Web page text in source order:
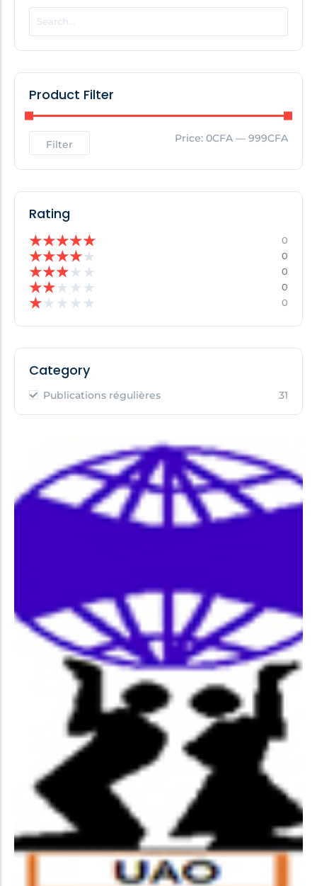
POPULAR THIS WEEK
No Posts Found!
No Posts Found!
Product Filter
Filter Price: 0CFA — 999CFA
Rating
★★★★★ 0
★★★★★ 0
★★★★ ★ 0
★★★ ★ ★ 0
★★ ★ ★ ★ 0
Category
Publications régulières 31